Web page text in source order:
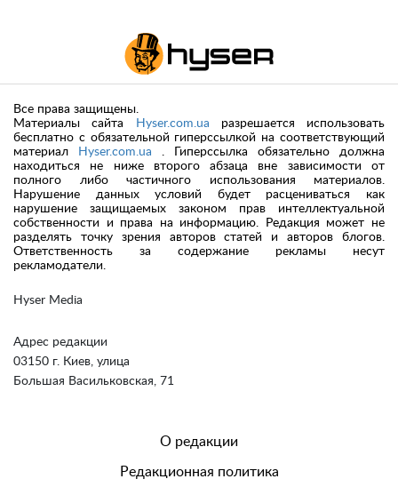
Hyser Media
Адрес редакции
03150 г. Киев, улица
Большая Васильковская, 71
Все права защищены.
Материалы сайта
Hyser.com.ua разрешается использовать
бесплатно с обязательной гиперссылкой на соответствующий
материал
Hyser.com.ua . Гиперссылка обязательно должна
находиться не ниже второго абзаца вне зависимости от
полного либо частичного использования материалов.
Нарушение данных условий будет расцениваться как
нарушение защищаемых законом прав интеллектуальной
собственности и права на информацию. Редакция может не
разделять точку зрения авторов статей и авторов блогов.
Ответственность за содержание рекламы несут
рекламодатели.
О редакции
Редакционная политика